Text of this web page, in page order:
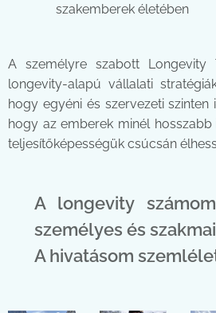
szakemberek életében
A személyre szabott Longevity
longevity-alapú vállalati
hogy egyéni és szervezeti szinten
hogy az emberek minél hosszabb
teljesítőképességük csúcsán
A longevity
személyes és
A hivatásom